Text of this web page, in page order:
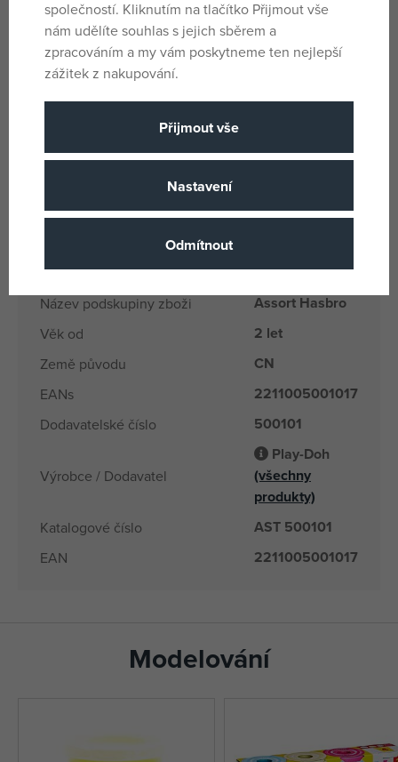
Tento kelímek plný zábavy je velkým přínosem do vaší
duhové palety barev modelíny Play-Doh.
Parametry
Pro holky i
Barva Růžová
Produktová řada Play Doh
Název podskupiny zboži Assort Hasbro
Věk od 2 let
Země původu CN
EANs 2211005001017
Dodavatelské číslo 500101
Výrobce / Dodavatel
Play-Doh
(všechny
produkty)
Katalogové číslo AST 500101
EAN 2211005001017
Modelování
společností. Kliknutím na tlačítko Přijmout vše
nám udělíte souhlas s jejich sběrem a
zpracováním a my vám poskytneme ten nejlepší
zážitek z nakupování.
Přijmout vše
Nastavení
Odmítnout